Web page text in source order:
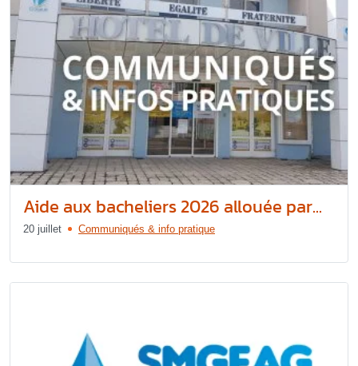
Aide aux bacheliers 2026 allouée par...
20 juillet Communiqués & info pratique